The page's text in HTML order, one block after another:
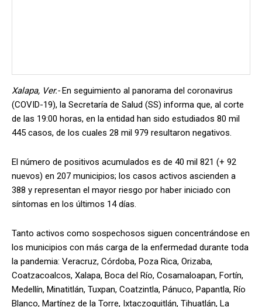
Xalapa, Ver.-En seguimiento al panorama del coronavirus
(COVID-19), la Secretaría de Salud (SS) informa que, al corte
de las 19:00 horas, en la entidad han sido estudiados 80 mil
445 casos, de los cuales 28 mil 979 resultaron negativos.
El número de positivos acumulados es de 40 mil 821 (+ 92
nuevos) en 207 municipios; los casos activos ascienden a
388 y representan el mayor riesgo por haber iniciado con
síntomas en los últimos 14 días.
Tanto activos como sospechosos siguen concentrándose en
los municipios con más carga de la enfermedad durante toda
la pandemia: Veracruz, Córdoba, Poza Rica, Orizaba,
Coatzacoalcos, Xalapa, Boca del Río, Cosamaloapan, Fortín,
Medellín, Minatitlán, Tuxpan, Coatzintla, Pánuco, Papantla, Río
Blanco, Martínez de la Torre, Ixtaczoquitlán, Tihuatlán, La